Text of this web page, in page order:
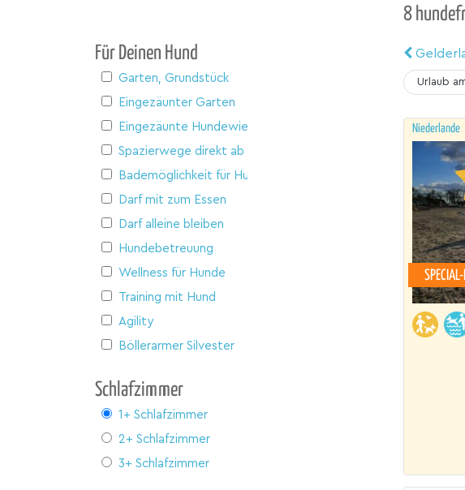
Für Deinen Hund
Garten, Grundstück
Eingezäunter Garten
Eingezäunte Hundewiese
Spazierwege direkt ab Haus
Bademöglichkeit für Hunde
Darf mit zum Essen
Darf alleine bleiben
Hundebetreuung
Wellness für Hunde
Training mit Hund
Agility
Böllerarmer Silvester
Schlafzimmer
1+ Schlafzimmer
2+ Schlafzimmer
3+ Schlafzimmer
8
Urlaub
Niederlande